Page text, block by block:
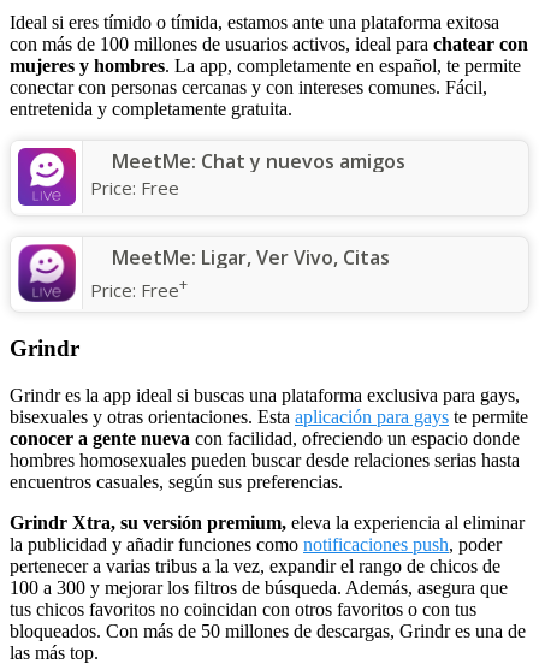
Ideal si eres tímido o tímida, estamos ante una plataforma exitosa
con más de 100 millones de usuarios activos, ideal para chatear con
mujeres y hombres. La app, completamente en español, te permite
conectar con personas cercanas y con intereses comunes. Fácil,
entretenida y completamente gratuita.
MeetMe: Chat y nuevos amigos
Price: Free
MeetMe: Ligar, Ver Vivo, Citas
Price: Free+
Grindr
Grindr es la app ideal si buscas una plataforma exclusiva para gays,
bisexuales y otras orientaciones. Esta aplicación para gays te permite
conocer a gente nueva con facilidad, ofreciendo un espacio donde
hombres homosexuales pueden buscar desde relaciones serias hasta
encuentros casuales, según sus preferencias.
Grindr Xtra, su versión premium, eleva la experiencia al eliminar
la publicidad y añadir funciones como notificaciones push, poder
pertenecer a varias tribus a la vez, expandir el rango de chicos de
100 a 300 y mejorar los filtros de búsqueda. Además, asegura que
tus chicos favoritos no coincidan con otros favoritos o con tus
bloqueados. Con más de 50 millones de descargas, Grindr es una de
las más top.